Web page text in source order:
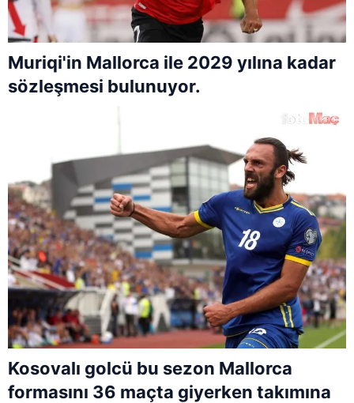
Muriqi'in Mallorca ile 2029 yılına kadar
sözleşmesi bulunuyor.
Kosovalı golcü bu sezon Mallorca
formasını 36 maçta giyerken takımına